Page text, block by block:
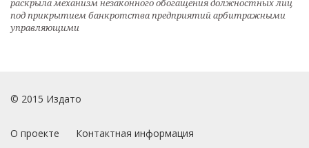
раскрыла механизм незаконного обогащения должностных лиц
под прикрытием банкротства предприятий арбитражными
управляющими
© 2015 Издато
О проекте Контактная информация